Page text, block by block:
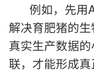
例如，先用
解决育肥猪的
真实生产数据
联，才能形成真